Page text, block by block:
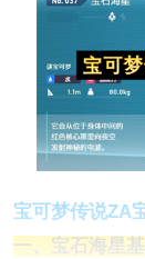
宝可梦传说ZA
一、宝石海星